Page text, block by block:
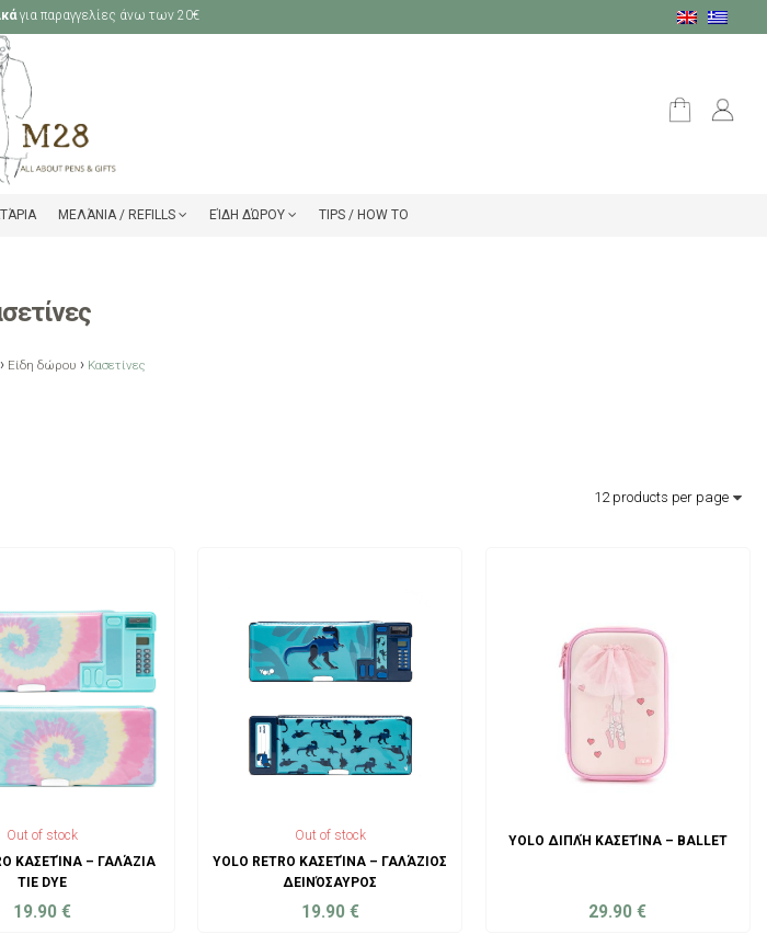
για παραγγελίες άνω των 20€
ΜΕΛΆΝΙΑ / REFILLS ΕΊΔΗ ΔΏΡΟΥ TIPS / HOW TO
› Είδη δώρου › Κασετίνες
Out of stock
ΚΑΣΕΤΊΝΑ – ΓΑΛΆΖΙΑ
TIE DYE
19.90 €
Out of stock
YOLO RETRO ΚΑΣΕΤΊΝΑ – ΓΑΛΆΖΙΟΣ
ΔΕΙΝΌΣΑΥΡΟΣ
19.90 €
YOLO ΔΙΠΛΉ ΚΑΣΕΤΊΝΑ – BALLET
29.90€